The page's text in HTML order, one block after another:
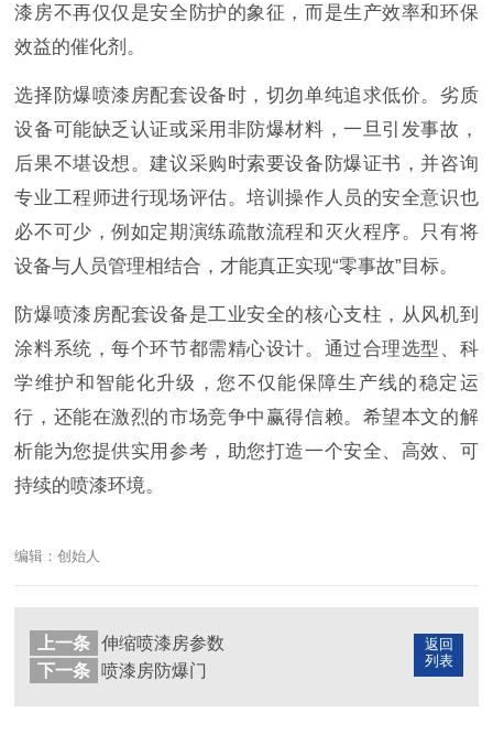
漆房不再仅仅是安全防护的象征，而是生产效率和环保
效益的催化剂。
选择防爆喷漆房配套设备时，切勿单纯追求低价。劣质
设备可能缺乏认证或采用非防爆材料，一旦引发事故，
后果不堪设想。建议采购时索要设备防爆证书，并咨询
专业工程师进行现场评估。培训操作人员的安全意识也
必不可少，例如定期演练疏散流程和灭火程序。只有将
设备与人员管理相结合，才能真正实现“零事故”目标。
防爆喷漆房配套设备是工业安全的核心支柱，从风机到
涂料系统，每个环节都需精心设计。通过合理选型、科
学维护和智能化升级，您不仅能保障生产线的稳定运
行，还能在激烈的市场竞争中赢得信赖。希望本文的解
析能为您提供实用参考，助您打造一个安全、高效、可
持续的喷漆环境。
编辑：创始人
返回
列表
上一条
伸缩喷漆房参数
下一条
喷漆房防爆门